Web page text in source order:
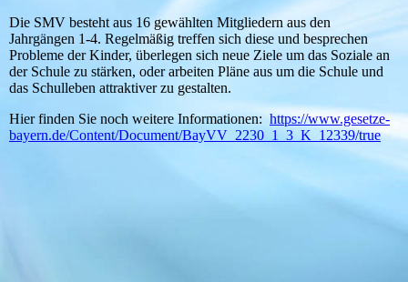
Die SMV besteht aus 16 gewählten Mitgliedern aus den
Jahrgängen 1-4. Regelmäßig treffen sich diese und besprechen
Probleme der Kinder, überlegen sich neue Ziele um das Soziale an
der Schule zu stärken, oder arbeiten Pläne aus um die Schule und
das Schulleben attraktiver zu gestalten.
Hier finden Sie noch weitere Informationen:https://www.gesetze-
bayern.de/Content/Document/BayVV_2230_1_3_K_12339/true